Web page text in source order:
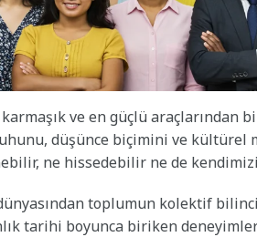
ve en güçlü araçlarından
düşünce biçimini ve kültürel
ne hissedebilir ne de
toplumun kolektif
tarihi boyunca biriken